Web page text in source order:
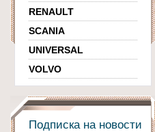
RENAULT
SCANIA
UNIVERSAL
VOLVO
Подписка на новости